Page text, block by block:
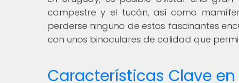
campestre y el tucán, así como
perderse ninguno de estos fascinantes
con unos binoculares de calidad que
Características Clave